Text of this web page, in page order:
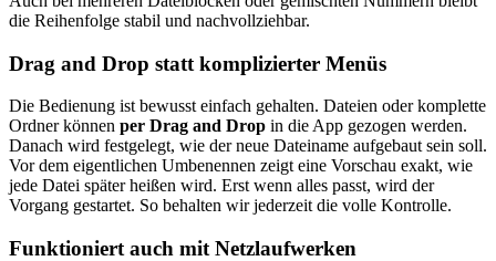
die Reihenfolge stabil und nachvollziehbar.
Drag and Drop statt komplizierter Menüs
Die Bedienung ist bewusst einfach gehalten. Dateien oder komplette
Ordner können per Drag and Drop in die App gezogen werden.
Danach wird festgelegt, wie der neue Dateiname aufgebaut sein soll.
Vor dem eigentlichen Umbenennen zeigt eine Vorschau exakt, wie
jede Datei später heißen wird. Erst wenn alles passt, wird der
Vorgang gestartet. So behalten wir jederzeit die volle Kontrolle.
Funktioniert auch mit Netzlaufwerken